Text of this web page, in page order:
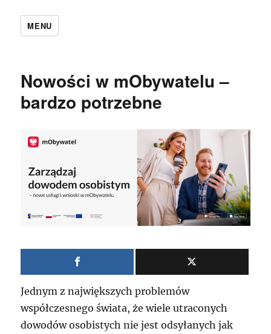
MENU
Nowości w mObywatelu –
bardzo potrzebne
Jednym z największych problemów
współczesnego świata, że wiele utraconych
dowodów osobistych nie jest odsyłanych jak